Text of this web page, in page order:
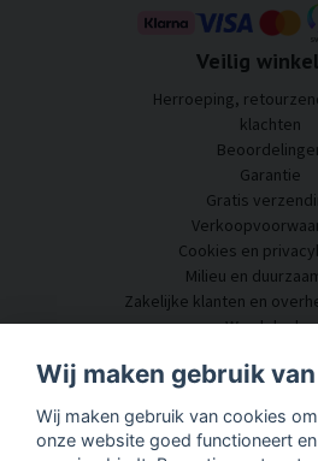
Veilig
Herroeping,
klachten
Garantie
Gratis
Cookies en
Milieu en
Zakelijke klanten en
Word dealer
Neem contact met
Akoestisch
Wij maken gebruik
Wij maken gebruik van cookies
onze website goed functioneert